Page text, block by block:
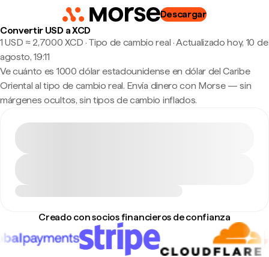
Descargar
Convertir USD a XCD
1 USD ≈ 2,7000 XCD · Tipo de cambio real ·Actualizado hoy, 10 de
agosto, 19:11
Ve cuánto es 1000 dólar estadounidense en dólar del Caribe
Oriental al tipo de cambio real. Envía dinero con Morse — sin
márgenes ocultos, sin tipos de cambio inflados.
Creado con socios financieros de confianza